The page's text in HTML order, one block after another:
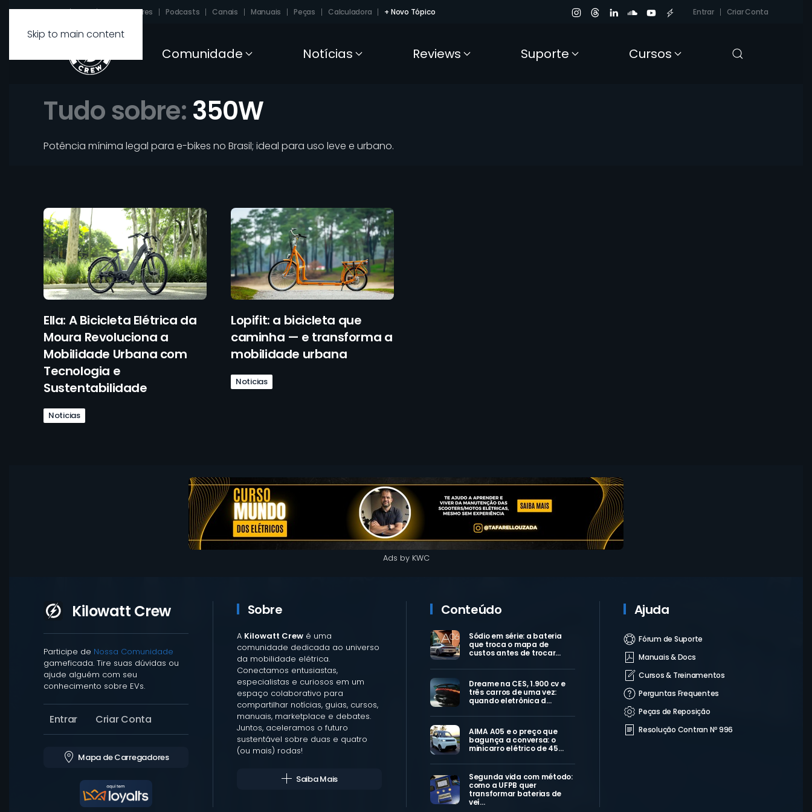
Skip to main content
Sobre FAQ Carregadores Podcasts Canais Manuais Peças Calculadora + Novo Tópico Entrar Criar Conta
Comunidade Notícias Reviews Suporte Cursos
Tudo sobre: 350W
Potência mínima legal para e-bikes no Brasil; ideal para uso leve e urbano.
Ella: A Bicicleta Elétrica da
Moura Revoluciona a
Mobilidade Urbana com
Tecnologia e
Sustentabilidade
Noticias
Lopifit: a bicicleta que
caminha — e transforma a
mobilidade urbana
Noticias
Ads by KWC
Kilowatt Crew
Participe de Nossa Comunidade
gameficada. Tire suas dúvidas ou
ajude alguém com seu
conhecimento sobre EVs.
Entrar Criar Conta
Mapa de Carregadores
Sobre
A Kilowatt Crew é uma
comunidade dedicada ao universo
da mobilidade elétrica.
Conectamos entusiastas,
especialistas e curiosos em um
espaço colaborativo para
compartilhar notícias, guias, cursos,
manuais, marketplace e debates.
Juntos, aceleramos o futuro
sustentável sobre duas e quatro
(ou mais) rodas!
Saiba Mais
Conteúdo
Sódio em série: a bateria
que troca o mapa de
custos antes de trocar…
Dreame na CES, 1.900 cv e
três carros de uma vez:
quando eletrônica d…
AIMA A05 e o preço que
bagunça a conversa: o
minicarro elétrico de 45…
Segunda vida com método:
como a UFPB quer
transformar baterias de
veí…
Ajuda
Fórum de Suporte
Manuais & Docs
Cursos & Treinamentos
Perguntas Frequentes
Peças de Reposição
Resolução Contran Nº 996